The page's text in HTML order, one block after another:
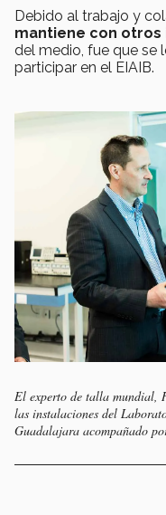
Debido al trabajo y
mantiene con
del medio, fue que se
participar en el EIAIB.
El experto de talla mundial,
las instalaciones del
Guadalajara acompañado